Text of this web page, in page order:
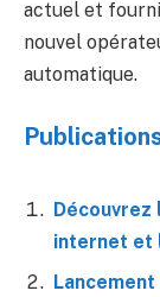
actuel et
nouvel
automatique.
internet et